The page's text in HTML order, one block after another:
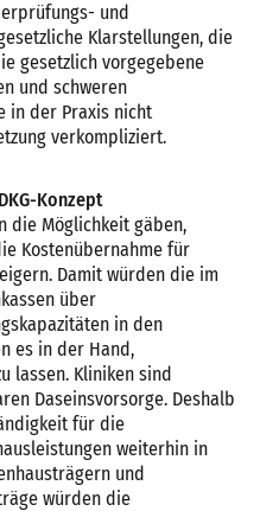
und
Klarstellungen, die
gesetzlich vorgegebene
und schweren
in der Praxis nicht
verkompliziert.
Konzept
die Möglichkeit gäben,
Kostenübernahme für
Damit würden die im
über
in den
es in der Hand,
lassen. Kliniken sind
Daseinsvorsorge. Deshalb
für die
weiterhin in
und
würden die